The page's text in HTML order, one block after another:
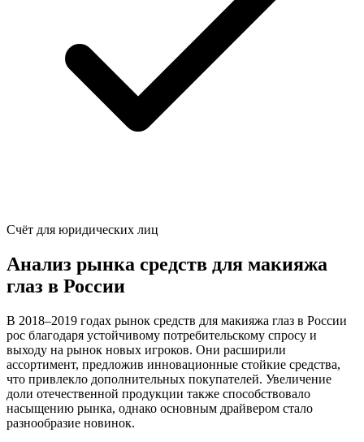
Счёт для юридических лиц
Анализ рынка средств для макияжа
глаз в России
В 2018–2019 годах рынок средств для макияжа глаз в России
рос благодаря устойчивому потребительскому спросу и
выходу на рынок новых игроков. Они расширили
ассортимент, предложив инновационные стойкие средства,
что привлекло дополнительных покупателей. Увеличение
доли отечественной продукции также способствовало
насыщению рынка, однако основным драйвером стало
разнообразие новинок.